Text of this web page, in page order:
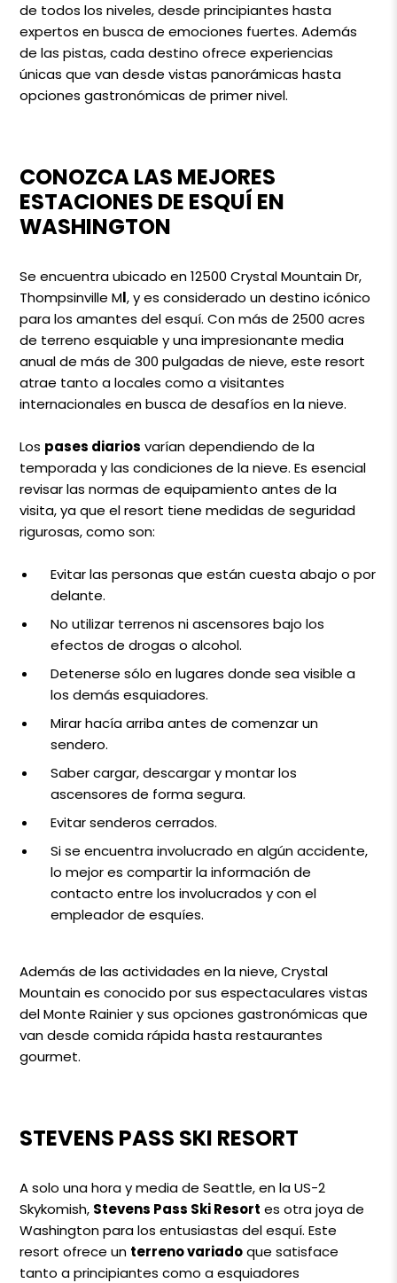
de todos los niveles, desde principiantes hasta
expertos en busca de emociones fuertes. Además
de las pistas, cada destino ofrece experiencias
únicas que van desde vistas panorámicas hasta
opciones gastronómicas de primer nivel.
CONOZCA LAS MEJORES
ESTACIONES DE ESQUÍ EN
WASHINGTON
Se encuentra ubicado en 12500 Crystal Mountain Dr,
Thompsinville Ml, y es considerado un destino icónico
para los amantes del esquí. Con más de 2500 acres
de terreno esquiable y una impresionante media
anual de más de 300 pulgadas de nieve, este resort
atrae tanto a locales como a visitantes
internacionales en busca de desafíos en la nieve.
Los pases diarios varían dependiendo de la
temporada y las condiciones de la nieve. Es esencial
revisar las normas de equipamiento antes de la
visita, ya que el resort tiene medidas de seguridad
rigurosas, como son:
Evitar las personas que están cuesta abajo o por
delante.
No utilizar terrenos ni ascensores bajo los
efectos de drogas o alcohol.
Detenerse sólo en lugares donde sea visible a
los demás esquiadores.
Mirar hacía arriba antes de comenzar un
sendero.
Saber cargar, descargar y montar los
ascensores de forma segura.
Evitar senderos cerrados.
Si se encuentra involucrado en algún accidente,
lo mejor es compartir la información de
contacto entre los involucrados y con el
empleador de esquíes.
Además de las actividades en la nieve, Crystal
Mountain es conocido por sus espectaculares vistas
del Monte Rainier y sus opciones gastronómicas que
van desde comida rápida hasta restaurantes
gourmet.
STEVENS PASS SKI RESORT
A solo una hora y media de Seattle, en la US-2
Skykomish, Stevens Pass Ski Resort es otra joya de
Washington para los entusiastas del esquí. Este
resort ofrece un terreno variadoque satisface
tanto a principiantes como a esquiadores